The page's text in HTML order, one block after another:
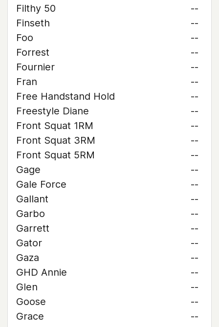
Filthy 50
--
Finseth
--
Foo
--
Forrest
--
Fournier
--
Fran
--
Free Handstand Hold
--
Freestyle Diane
--
Front Squat 1RM
--
Front Squat 3RM
--
Front Squat 5RM
--
Gage
--
Gale Force
--
Gallant
--
Garbo
--
Garrett
--
Gator
--
Gaza
--
GHD Annie
--
Glen
--
Goose
--
Grace
--